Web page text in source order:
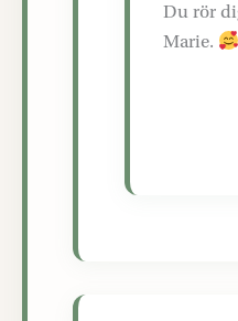
Du rör
Marie.